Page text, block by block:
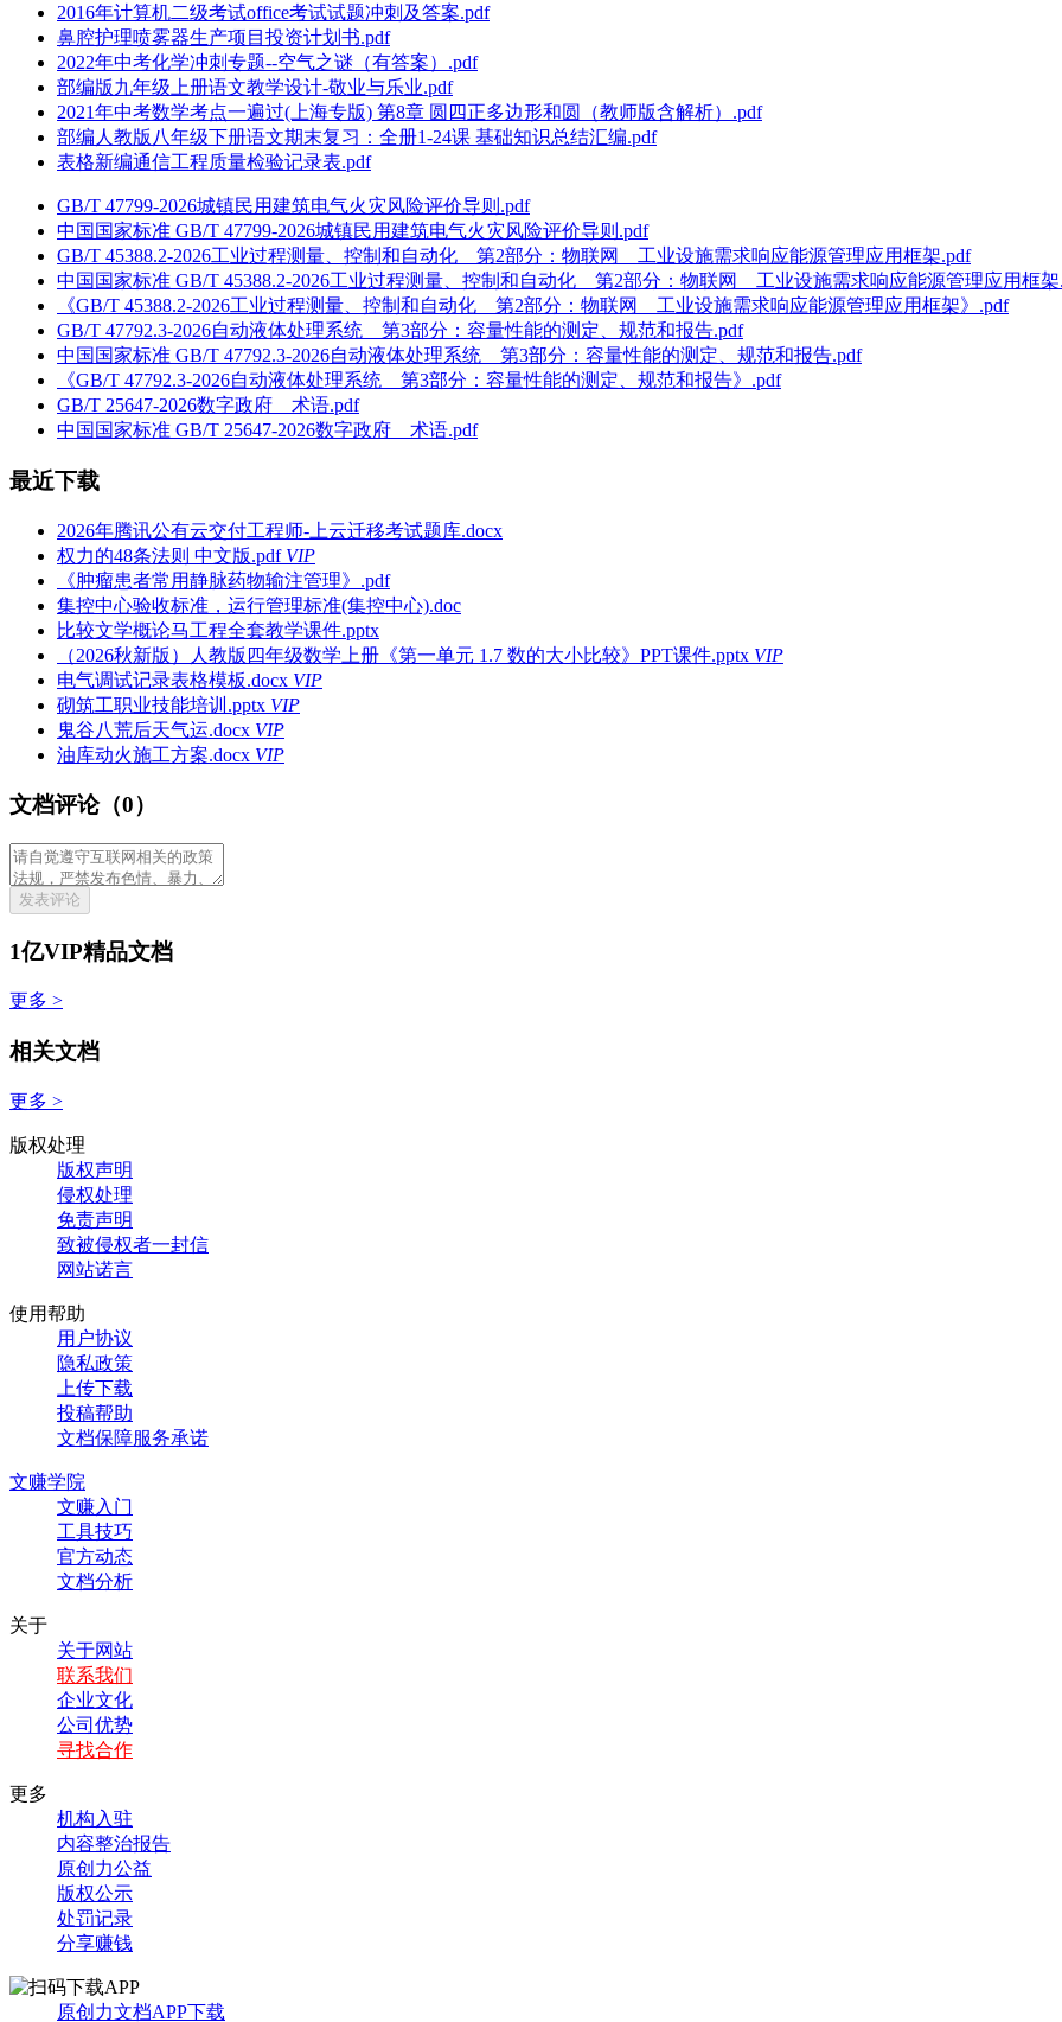
2016年计算机二级考试office考试试题冲刺及答案.pdf
鼻腔护理喷雾器生产项目投资计划书.pdf
2022年中考化学冲刺专题--空气之谜（有答案）.pdf
部编版九年级上册语文教学设计-敬业与乐业.pdf
2021年中考数学考点一遍过(上海专版) 第8章 圆四正多边形和圆（教师版含解析）.pdf
部编人教版八年级下册语文期末复习：全册1-24课 基础知识总结汇编.pdf
表格新编通信工程质量检验记录表.pdf
GB/T 47799-2026城镇民用建筑电气火灾风险评价导则.pdf
中国国家标准 GB/T 47799-2026城镇民用建筑电气火灾风险评价导则.pdf
GB/T 45388.2-2026工业过程测量、控制和自动化 第2部分：物联网 工业设施需求响应能源管理应用框架.pdf
中国国家标准 GB/T 45388.2-2026工业过程测量、控制和自动化 第2部分：物联网 工业设施需求响应能源管理应用框架
《GB/T 45388.2-2026工业过程测量、控制和自动化 第2部分：物联网 工业设施需求响应能源管理应用框架》.pdf
GB/T 47792.3-2026自动液体处理系统 第3部分：容量性能的测定、规范和报告.pdf
中国国家标准 GB/T 47792.3-2026自动液体处理系统 第3部分：容量性能的测定、规范和报告.pdf
《GB/T 47792.3-2026自动液体处理系统 第3部分：容量性能的测定、规范和报告》.pdf
GB/T 25647-2026数字政府 术语.pdf
中国国家标准 GB/T 25647-2026数字政府 术语.pdf
最近下载
2026年腾讯公有云交付工程师-上云迁移考试题库.docx
权力的48条法则 中文版.pdf VIP
《肿瘤患者常用静脉药物输注管理》.pdf
集控中心验收标准，运行管理标准(集控中心).doc
比较文学概论马工程全套教学课件.pptx
（2026秋新版）人教版四年级数学上册《第一单元 1.7 数的大小比较》PPT课件.pptx VIP
电气调试记录表格模板.docx VIP
砌筑工职业技能培训.pptx VIP
鬼谷八荒后天气运.docx VIP
油库动火施工方案.docx VIP
文档评论（0）
发表评论
1亿VIP精品文档
更多 >
相关文档
更多 >
版权处理
版权声明
侵权处理
免责声明
致被侵权者一封信
网站诺言
使用帮助
用户协议
隐私政策
上传下载
投稿帮助
文档保障服务承诺
文赚学院
文赚入门
工具技巧
官方动态
文档分析
关于
关于网站
联系我们
企业文化
公司优势
寻找合作
更多
机构入驻
内容整治报告
原创力公益
版权公示
处罚记录
分享赚钱
原创力文档APP下载